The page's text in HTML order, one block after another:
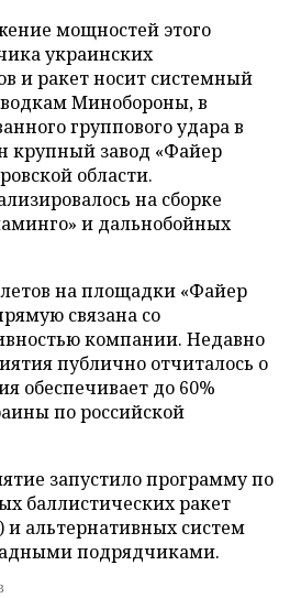
мощностей этого
украинских
и ракет носит системный
Минобороны, в
группового удара в
крупный завод «Файер
области.
на сборке
и дальнобойных
на площадки «Файер
связана со
компании. Недавно
публично отчиталось о
обеспечивает до 60%
по российской
запустило программу по
баллистических ракет
и альтернативных систем
подрядчиками.